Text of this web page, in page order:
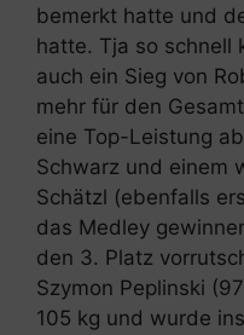
bemerkt hatte und
hatte. Tja so schnell
auch ein Sieg von
mehr für den
eine Top-Leistung
Schwarz und einem
Schätzl (ebenfalls
das Medley
den 3. Platz
Szymon Peplinski
105 kg und wurde